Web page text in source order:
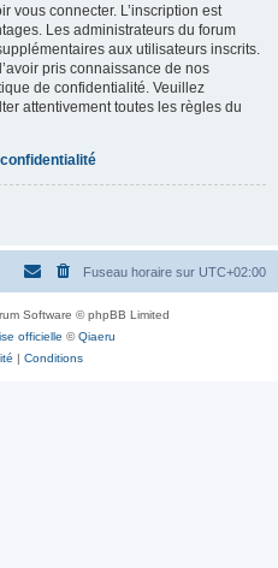
vous connecter. L’inscription est
Les administrateurs du forum
aux utilisateurs inscrits.
pris connaissance de nos
de confidentialité. Veuillez
attentivement toutes les règles du
Fuseau horaire sur UTC+02:00
Software © phpBB Limited
officielle ©Qiaeru
| Conditions